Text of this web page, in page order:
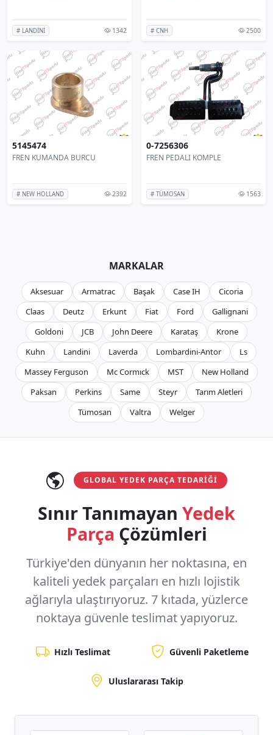
# LANDİNİ 1342 # CNH 2500
5145474
FREN KUMANDA BURCU
# NEW HOLLAND 2392
0-7256306
FREN PEDALI KOMPLE
# TÜMOSAN 1563
MARKALAR
Aksesuar Armatrac Başak Case IH
Cicoria
Claas
Deutz Erkunt Fiat Ford
Gallignani
Goldoni
JCB John Deere Karataş
Krone
Kuhn
Landini Laverda Lombardini-Antor
Ls
Massey Ferguson
Mc Cormıck MST
New Holland
Paksan
Perkins Same Steyr
Tarım Aletleri
Tümosan
Valtra Welger
GLOBAL YEDEK PARÇA TEDARIĞI
Sınır Tanımayan Yedek
Parça Çözümleri
Türkiye'den dünyanın her noktasına, en
kaliteli yedek parçaları en hızlı lojistik
ağlarıyla ulaştırıyoruz. 7 kıtada, yüzlerce
noktaya güvenle teslimat yapıyoruz.
Hızlı Teslimat Güvenli Paketleme
Uluslararası Takip